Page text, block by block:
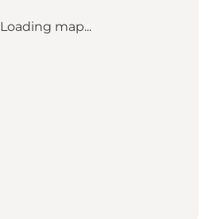
Loading map...